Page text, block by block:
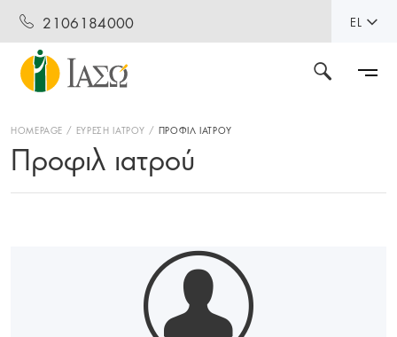
2106184000 EL
HOMEPAGE ΕΥΡΕΣΗ ΙΑΤΡΟΥ ΠΡΟΦΙΛ ΙΑΤΡΟΥ
Προφιλ ιατρού